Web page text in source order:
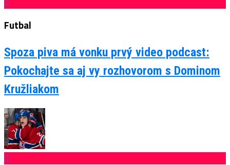
Futbal
Spoza piva má vonku prvý video podcast:
Pokochajte sa aj vy rozhovorom s Dominom
Kružliakom